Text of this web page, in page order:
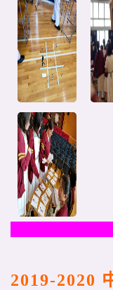
2019-2020